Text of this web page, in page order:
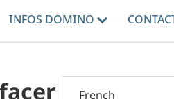
INFOS DOMINO